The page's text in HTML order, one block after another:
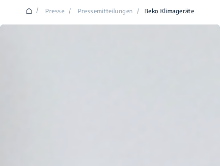
/ Presse / Pressemitteilungen / Beko Klimageräte